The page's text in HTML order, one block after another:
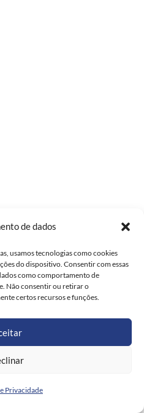
de dados
usamos tecnologias como cookies
do dispositivo. Consentir com essas
como comportamento de
Não consentir ou retirar o
certos recursos e funções.
Privacidade